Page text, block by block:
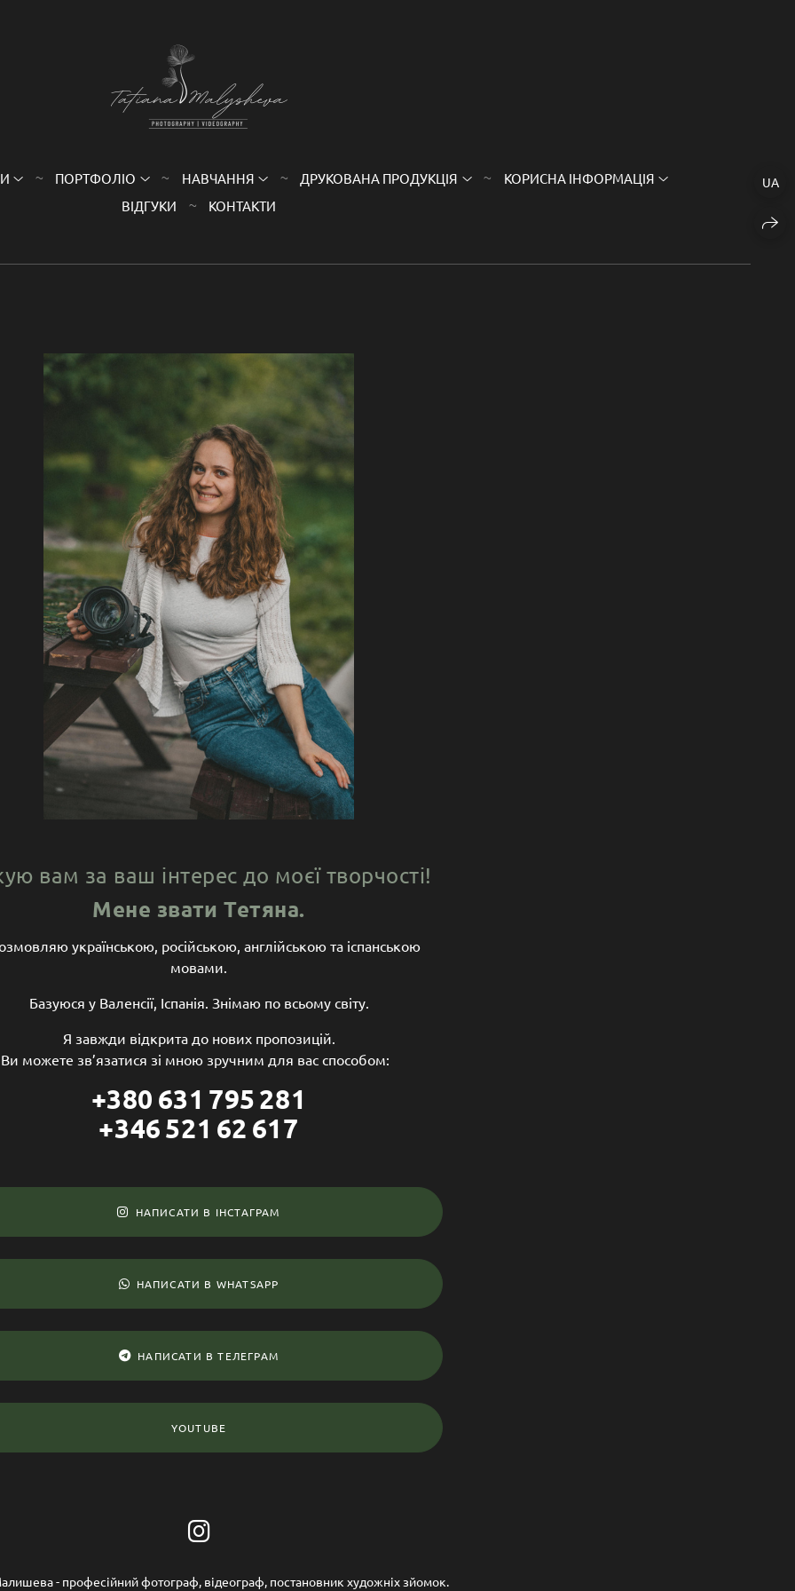
ПОРТФОЛІО НАВЧАННЯ ДРУКОВАНА ПРОДУКЦІЯ
КОРИСНА ІНФОРМАЦІЯ
ВІДГУКИ
КОНТАКТИ
вам за ваш інтерес до моєї творчості!
Мене звати Тетяна.
українською, російською, англійською та іспанською
мовами.
Базуюся у Валенсії, Іспанія. Знімаю по всьому світу.
Я завжди відкрита до нових пропозицій.
Ви можете зв’язатися зі мною зручним для вас способом:
+380 631 795 281
+346 521 62 617
НАПИСАТИ В ІНСТАГРАМ
НАПИСАТИ В WHATSAPP
НАПИСАТИ В ТЕЛЕГРАМ
YOUTUBE
- професійний фотограф, відеограф, постановник художніх зйомок.
UA